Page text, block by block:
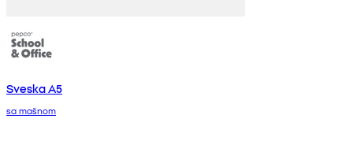
Sveska A5
sa mašnom